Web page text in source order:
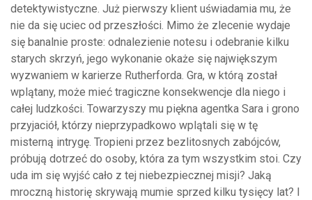
detektywistyczne. Już pierwszy klient uświadamia mu, że
nie da się uciec od przeszłości. Mimo że zlecenie wydaje
się banalnie proste: odnalezienie notesu i odebranie kilku
starych skrzyń, jego wykonanie okaże się największym
wyzwaniem w karierze Rutherforda. Gra, w którą został
wplątany, może mieć tragiczne konsekwencje dla niego i
całej ludzkości. Towarzyszy mu piękna agentka Sara i grono
przyjaciół, którzy nieprzypadkowo wplątali się w tę
misterną intrygę. Tropieni przez bezlitosnych zabójców,
próbują dotrzeć do osoby, która za tym wszystkim stoi. Czy
uda im się wyjść cało z tej niebezpiecznej misji? Jaką
mroczną historię skrywają mumie sprzed kilku tysięcy lat? I